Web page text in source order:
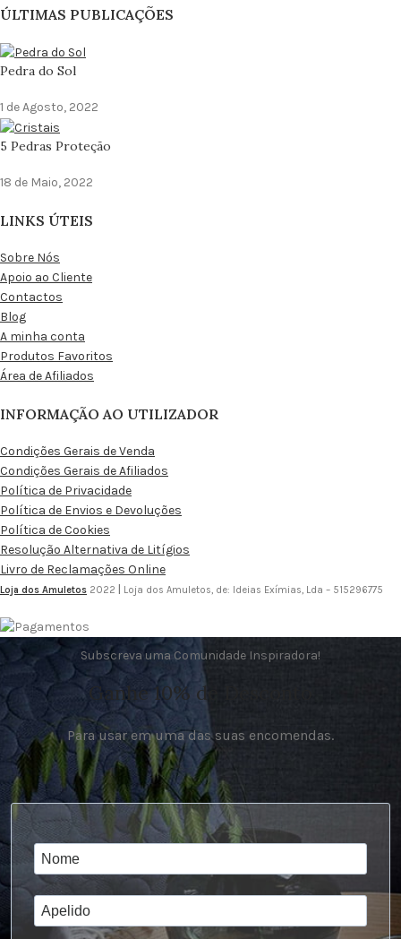
ÚLTIMAS PUBLICAÇÕES
Pedra do Sol
1 de Agosto, 2022
5 Pedras Proteção
18 de Maio, 2022
LINKS ÚTEIS
Sobre Nós
Apoio ao Cliente
Contactos
Blog
A minha conta
Produtos Favoritos
Área de Afiliados
INFORMAÇÃO AO UTILIZADOR
Condições Gerais de Venda
Condições Gerais de Afiliados
Política de Privacidade
Política de Envios e Devoluções
Política de Cookies
Resolução Alternativa de Litígios
Livro de Reclamações Online
Loja dos Amuletos 2022 Loja dos Amuletos, de: Ideias Exímias, Lda – 515296775
Subscreva uma Comunidade Inspiradora!
Ganhe 10% de Desconto
Para usar em uma das suas encomendas.